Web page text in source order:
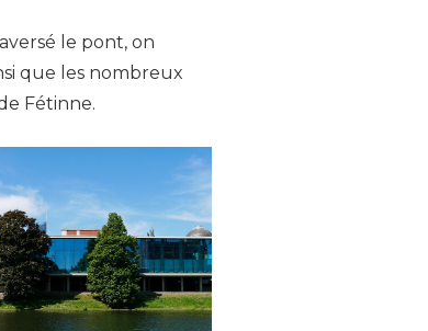
le pont, on
que les nombreux
Fétinne.